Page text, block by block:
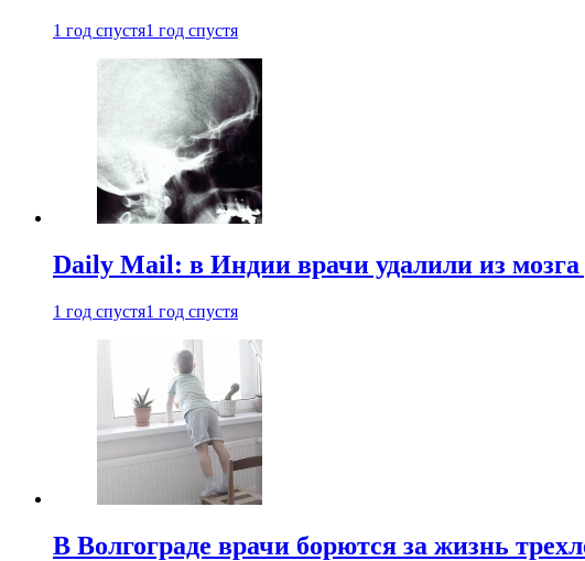
1 год спустя1 год спустя
Daily Mail: в Индии врачи удалили из мозга
1 год спустя1 год спустя
В Волгограде врачи борются за жизнь